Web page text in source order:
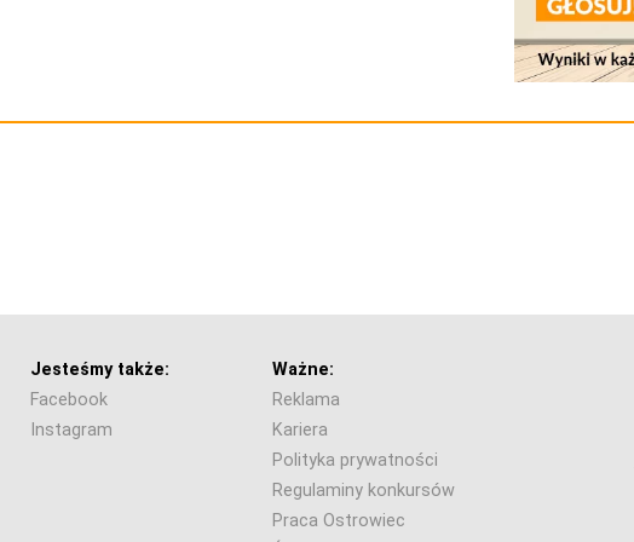
Jesteśmy także:
Facebook
Instagram
Ważne:
Reklama
Kariera
Polityka prywatności
Regulaminy konkursów
Praca Ostrowiec